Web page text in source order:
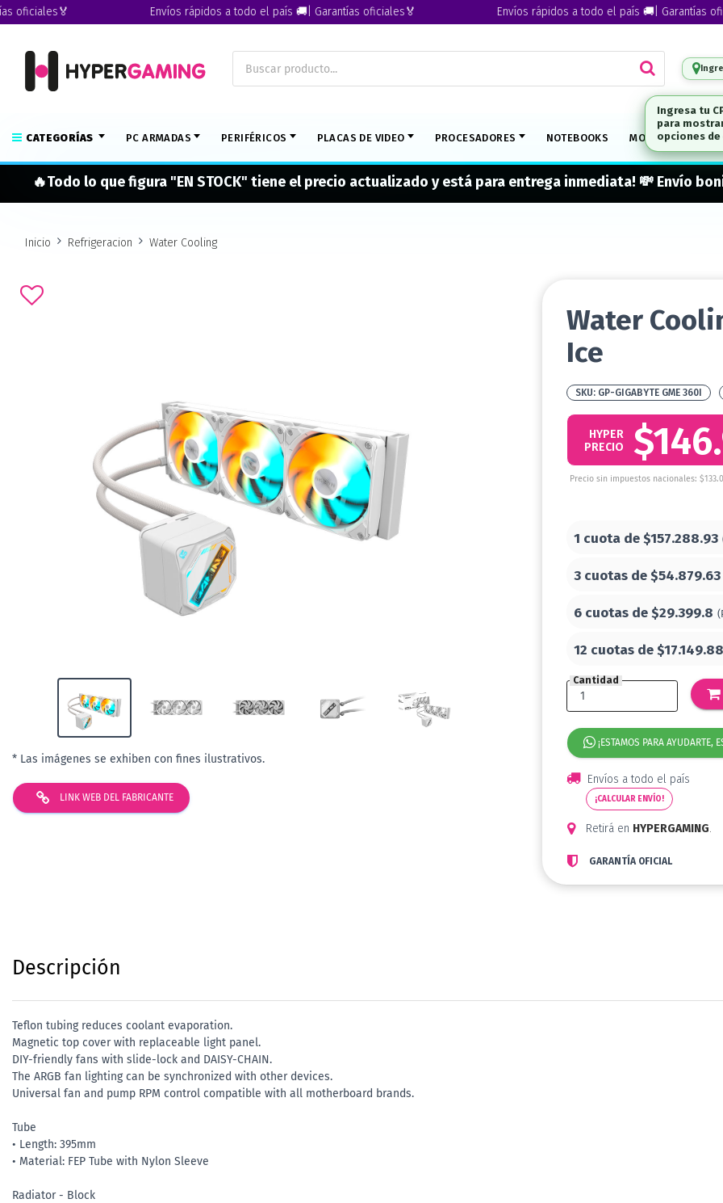
Envíos rápidos a todo el país 🚚| Garantías oficiales🏅 Envíos rápidos a todo el país 🚚| Garantías
CATEGORÍAS PC ARMADAS PERIFÉRICOS PLACAS DE VIDEO PROCESADORES NOTEBOOKS MONITORES
🔥Todo lo que figura "EN STOCK" tiene el precio actualizado y está para entrega inmediata! 💸 Envío
Inicio Refrigeracion Water Cooling
* Las imágenes se exhiben con fines ilustrativos.
LINK WEB DEL FABRICANTE
Water
Ice
GP-GIGABYTE GME 360I
HYPER
PRECIO
Precio sin impuestos nacionales:
1 cuota de$157.288.93
3 cuotas de$54.879.63
6 cuotas de$29.399.8
12 cuotas de$17.149.88
Cantidad
¡ESTAMOS PARA AYUDARTE,
Envíos a todo el país
¡CALCULAR ENVÍO!
Retirá en HYPERGAMING.
GARANTÍA OFICIAL
Descripción
Teflon tubing reduces coolant evaporation.
Magnetic top cover with replaceable light panel.
DIY-friendly fans with slide-lock and DAISY-CHAIN.
The ARGB fan lighting can be synchronized with other devices.
Universal fan and pump RPM control compatible with all motherboard brands.
Tube
• Length: 395mm
• Material: FEP Tube with Nylon Sleeve
Radiator - Block